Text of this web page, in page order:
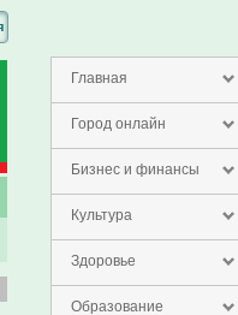
Главная
Город онлайн
Бизнес и финансы
Культура
Здоровье
Образование